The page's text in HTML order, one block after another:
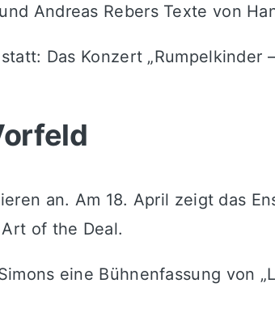
und Andreas RebersTexte von
Das Konzert „Rumpelkinder
an. Am 18. April zeigt das
of the Deal.
eine Bühnenfassung von